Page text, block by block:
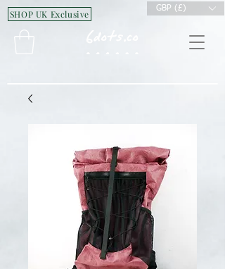
GBP (£)
SHOP UK Exclusive